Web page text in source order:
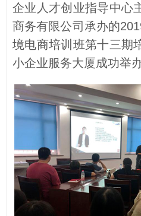
企业人才创业指导中心
商务有限公司承办的
境电商培训班第十三期
小企业服务大厦成功举办